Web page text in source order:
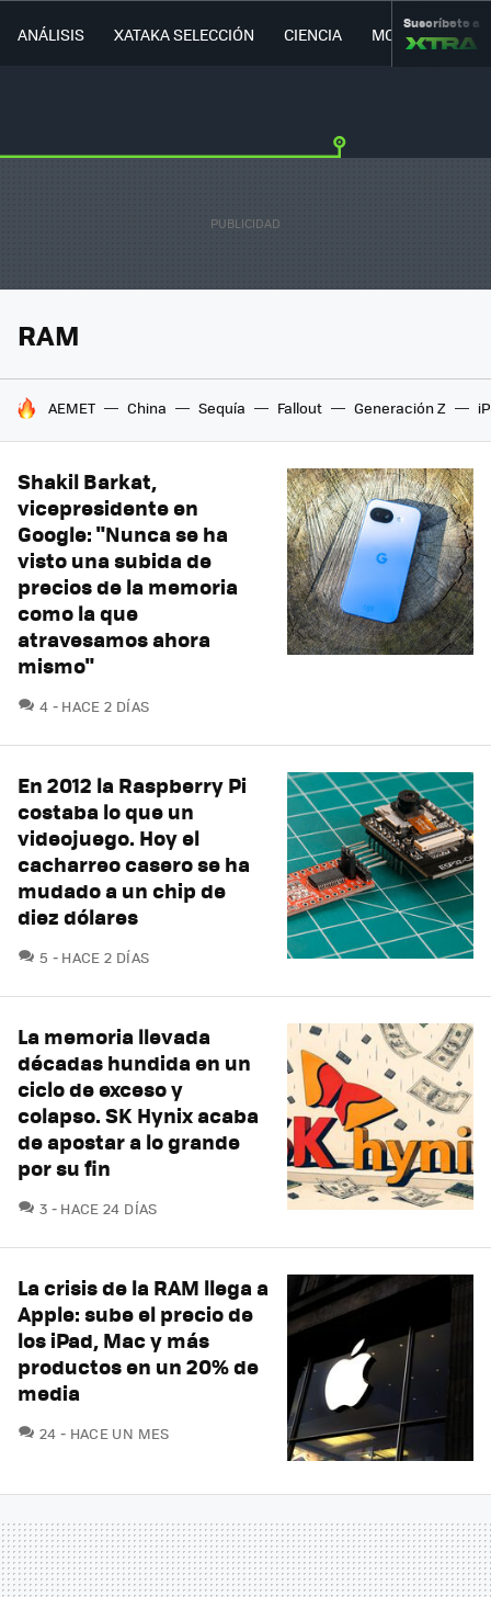
ANÁLISIS XATAKA SELECCIÓN CIENCIA MOVILIDAD
Suscríbete a
RAM
HOY SE HABLA DE
AEMET China Sequía Fallout Generación Z
Shakil Barkat,
vicepresidente en
Google: "Nunca se ha
visto una subida de
precios de la memoria
como la que
atravesamos ahora
mismo"
4 COMENTARIOS
HACE 2 DÍAS
En 2012 la Raspberry Pi
costaba lo que un
videojuego. Hoy el
cacharreo casero se ha
mudado a un chip de
diez dólares
5 COMENTARIOS
HACE 2 DÍAS
La memoria llevada
décadas hundida en un
ciclo de exceso y
colapso. SK Hynix acaba
de apostar a lo grande
por su fin
3 COMENTARIOS
HACE 24 DÍAS
La crisis de la RAM llega a
Apple: sube el precio de
los iPad, Mac y más
productos en un 20% de
media
24 COMENTARIOS
HACE UN MES